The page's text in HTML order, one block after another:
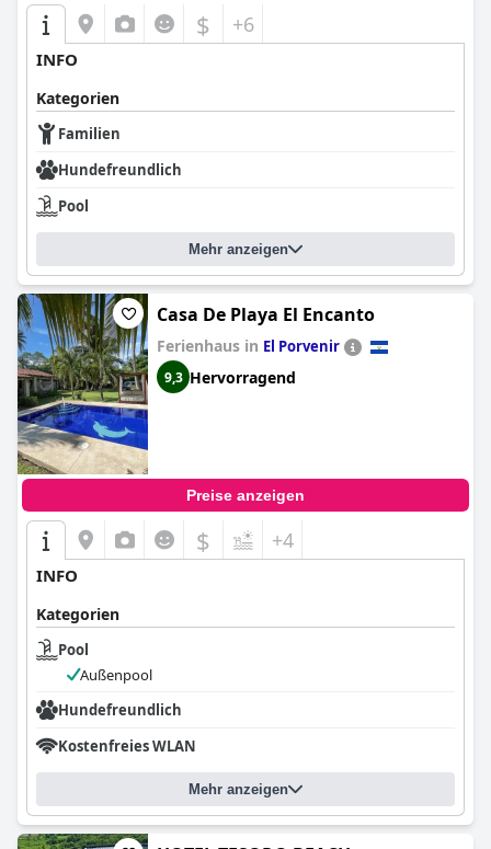
$ +6
INFO
Kategorien
Familien
Hundefreundlich
Pool
Mehr anzeigen
Casa De Playa El Encanto
Ferienhaus in El Porvenir
9,3 Hervorragend
Preise anzeigen
$ +4
INFO
Kategorien
Pool
Außenpool
Hundefreundlich
Kostenfreies WLAN
Mehr anzeigen